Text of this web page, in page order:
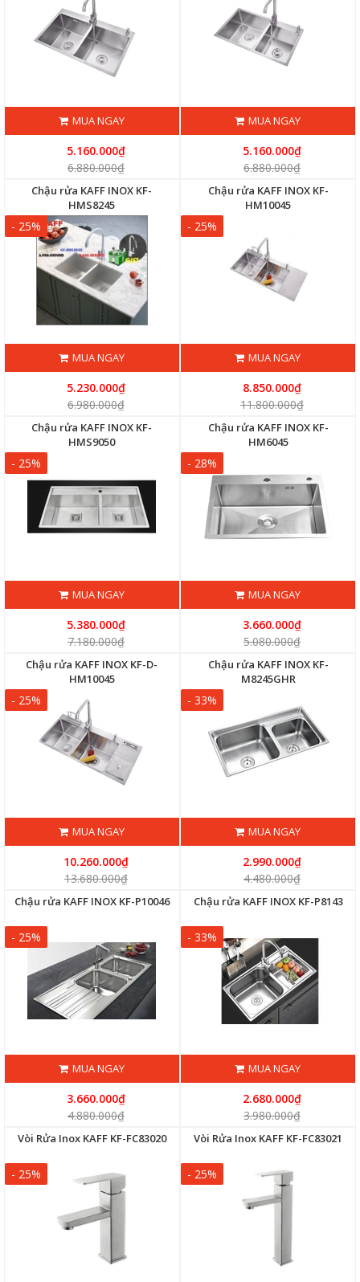
MUA NGAY
5.160.000₫
6.880.000₫
MUA NGAY
5.160.000₫
6.880.000₫
Chậu rửa KAFF INOX KF-
HMS8245
- 25%
MUA NGAY
5.230.000₫
6.980.000₫
Chậu rửa KAFF INOX KF-
HM10045
- 25%
MUA NGAY
8.850.000₫
11.800.000₫
Chậu rửa KAFF INOX KF-
HMS9050
- 25%
MUA NGAY
5.380.000₫
7.180.000₫
Chậu rửa KAFF INOX KF-
HM6045
- 28%
MUA NGAY
3.660.000₫
5.080.000₫
Chậu rửa KAFF INOX KF-D-
HM10045
- 25%
MUA NGAY
10.260.000₫
13.680.000₫
Chậu rửa KAFF INOX KF-
M8245GHR
- 33%
MUA NGAY
2.990.000₫
4.480.000₫
Chậu rửa KAFF INOX KF-P10046
- 25%
MUA NGAY
3.660.000₫
4.880.000₫
Chậu rửa KAFF INOX KF-P8143
- 33%
MUA NGAY
2.680.000₫
3.980.000₫
Vòi Rửa Inox KAFF KF-FC83020
- 25%
Vòi Rửa Inox KAFF KF-FC83021
- 25%